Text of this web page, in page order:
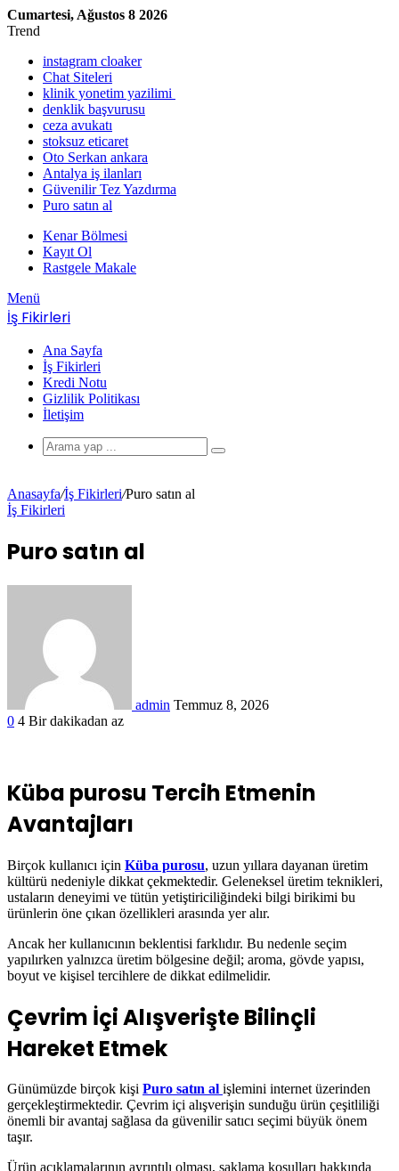
Cumartesi, Ağustos 8 2026
Trend
instagram cloaker
Chat Siteleri
klinik yonetim yazilimi
denklik başvurusu
ceza avukatı
stoksuz eticaret
Oto Serkan ankara
Antalya iş ilanları
Güvenilir Tez Yazdırma
Puro satın al
Kenar Bölmesi
Kayıt Ol
Rastgele Makale
Menü
İş Fikirleri
Ana Sayfa
İş Fikirleri
Kredi Notu
Gizlilik Politikası
İletişim
Anasayfa/İş Fikirleri/Puro satın al
İş Fikirleri
Puro satın al
admin Temmuz 8, 2026
0 4 Bir dakikadan az
Küba purosu Tercih Etmenin
Avantajları
Birçok kullanıcı için Küba purosu, uzun yıllara dayanan üretim
kültürü nedeniyle dikkat çekmektedir. Geleneksel üretim teknikleri,
ustaların deneyimi ve tütün yetiştiriciliğindeki bilgi birikimi bu
ürünlerin öne çıkan özellikleri arasında yer alır.
Ancak her kullanıcının beklentisi farklıdır. Bu nedenle seçim
yapılırken yalnızca üretim bölgesine değil; aroma, gövde yapısı,
boyut ve kişisel tercihlere de dikkat edilmelidir.
Çevrim İçi Alışverişte Bilinçli
Hareket Etmek
Günümüzde birçok kişi Puro satın al işlemini internet üzerinden
gerçekleştirmektedir. Çevrim içi alışverişin sunduğu ürün çeşitliliği
önemli bir avantaj sağlasa da güvenilir satıcı seçimi büyük önem
taşır.
Ürün açıklamalarının ayrıntılı olması, saklama koşulları hakkında